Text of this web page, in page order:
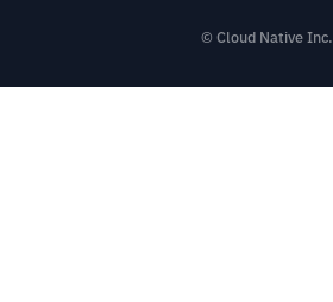
© Cloud Native Inc.